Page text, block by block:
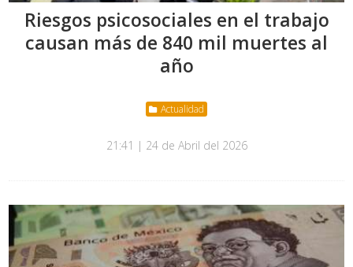
Riesgos psicosociales en el trabajo
causan más de 840 mil muertes al
año
Actualidad
21:41 | 24 de Abril del 2026